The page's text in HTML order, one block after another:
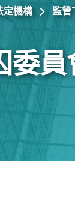
定機構 監管
委